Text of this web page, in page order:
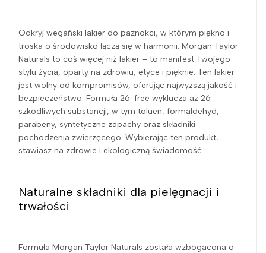
Odkryj wegański lakier do paznokci, w którym piękno i
troska o środowisko łączą się w harmonii. Morgan Taylor
Naturals to coś więcej niż lakier – to manifest Twojego
stylu życia, oparty na zdrowiu, etyce i pięknie. Ten lakier
jest wolny od kompromisów, oferując najwyższą jakość i
bezpieczeństwo. Formuła 26-free wyklucza aż 26
szkodliwych substancji, w tym toluen, formaldehyd,
parabeny, syntetyczne zapachy oraz składniki
pochodzenia zwierzęcego. Wybierając ten produkt,
stawiasz na zdrowie i ekologiczną świadomość.
Naturalne składniki dla pielęgnacji i
trwałości
Formuła Morgan Taylor Naturals została wzbogacona o